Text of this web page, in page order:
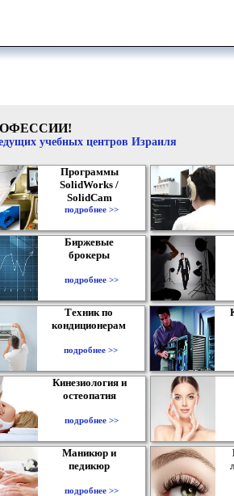
учебных центров Израиля
Программы
SolidWorks /
SolidCam
подробнее >>
Биржевые
брокеры
подробнее >>
Техник по
кондиционерам
подробнее >>
Кинезиология и
остеопатия
подробнее >>
Маникюр и
педикюр
подробнее >>